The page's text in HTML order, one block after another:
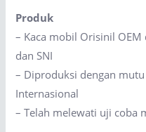
Surabaya
quantity
Produk
– Kaca mobil Orisinil OEM
dan SNI
– Diproduksi dengan
Internasional
– Telah melewati uji coba